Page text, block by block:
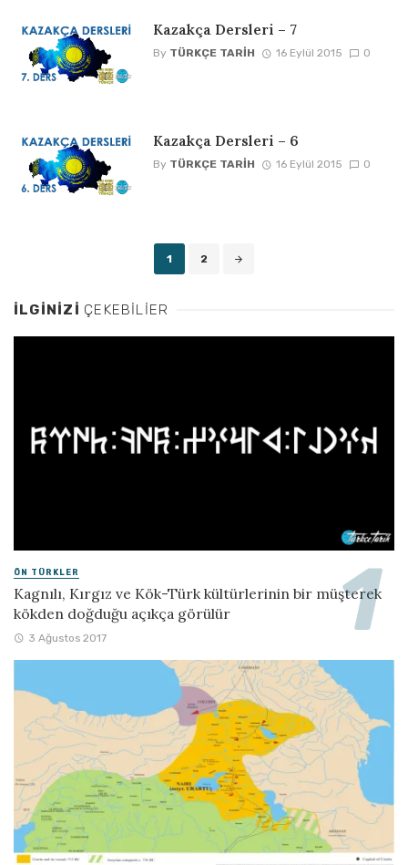
Kazakça Dersleri – 7
By TÜRKÇE TARIH 16 Eylül 2015 0
Kazakça Dersleri – 6
By TÜRKÇE TARIH 16 Eylül 2015 0
1 2
İLGINIZI ÇEKEBILIER
ÖN TÜRKLER
Kagnılı, Kırgız ve Kök-Türk kültürlerinin bir müşterek
kökden doğduğu açıkça görülür
3 Ağustos 2017